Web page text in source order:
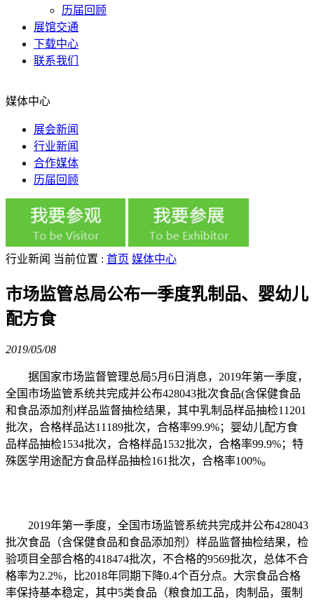
历届回顾
展馆交通
下载中心
联系我们
媒体中心
展会新闻
行业新闻
合作媒体
历届回顾
行业新闻 当前位置 : 首页 媒体中心
市场监管总局公布一季度乳制品、婴幼儿
配方食
2019/05/08
据国家市场监督管理总局5月6日消息，2019年第一季度，
全国市场监管系统共完成并公布428043批次食品(含保健食品
和食品添加剂)样品监督抽检结果，其中乳制品样品抽检11201
批次，合格样品达11189批次，合格率99.9%；婴幼儿配方食
品样品抽检1534批次，合格样品1532批次，合格率99.9%；特
殊医学用途配方食品样品抽检161批次，合格率100%。
2019年第一季度，全国市场监管系统共完成并公布428043
批次食品（含保健食品和食品添加剂）样品监督抽检结果，检
验项目全部合格的418474批次，不合格的9569批次，总体不合
格率为2.2%，比2018年同期下降0.4个百分点。大宗食品合格
率保持基本稳定，其中5类食品（粮食加工品，肉制品，蛋制